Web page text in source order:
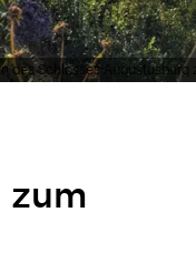
des Schlosses
zum